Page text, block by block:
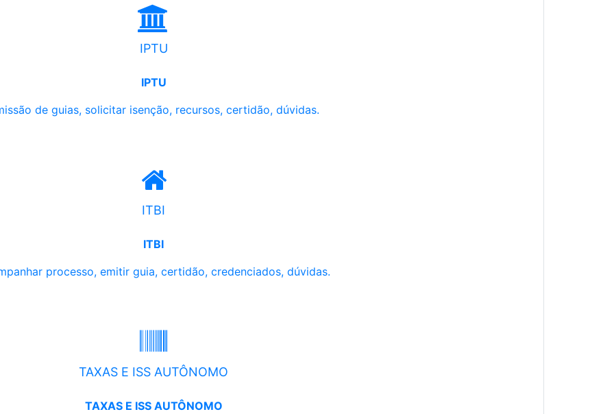
IPTU
IPTU
de guias, solicitar isenção, recursos, certidão, dúvidas.
ITBI
ITBI
processo, emitir guia, certidão, credenciados, dúvidas.
TAXAS E ISS AUTÔNOMO
TAXAS E ISS AUTÔNOMO